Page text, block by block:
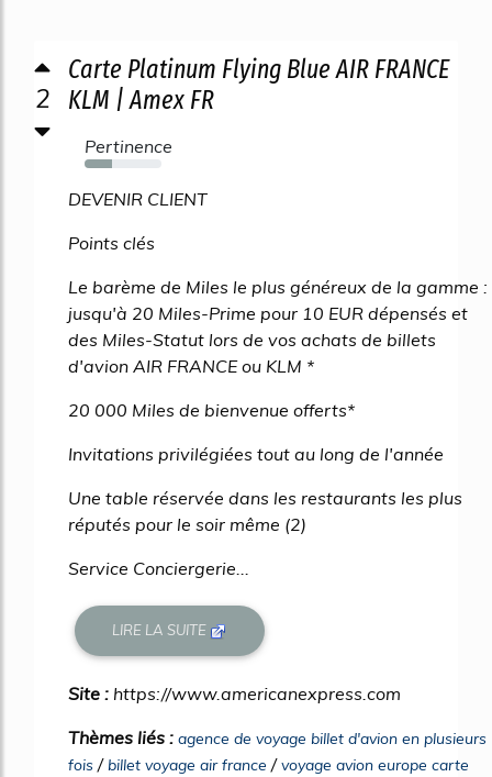
2
Carte Platinum Flying Blue AIR FRANCE
KLM | Amex FR
Pertinence
35%
DEVENIR CLIENT
Points clés
Le barème de Miles le plus généreux de la gamme :
jusqu'à 20 Miles-Prime pour 10 EUR dépensés et
des Miles-Statut lors de vos achats de billets
d'avion AIR FRANCE ou KLM *
20 000 Miles de bienvenue offerts*
Invitations privilégiées tout au long de l'année
Une table réservée dans les restaurants les plus
réputés pour le soir même (2)
Service Conciergerie...
LIRE LA SUITE
Site : https://www.americanexpress.com
Thèmes liés : agence de voyage billet d'avion en plusieurs
fois /billet voyage air france /voyage avion europe carte